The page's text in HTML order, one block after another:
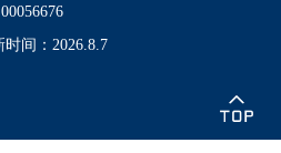
00056676
间： 2026 8 7